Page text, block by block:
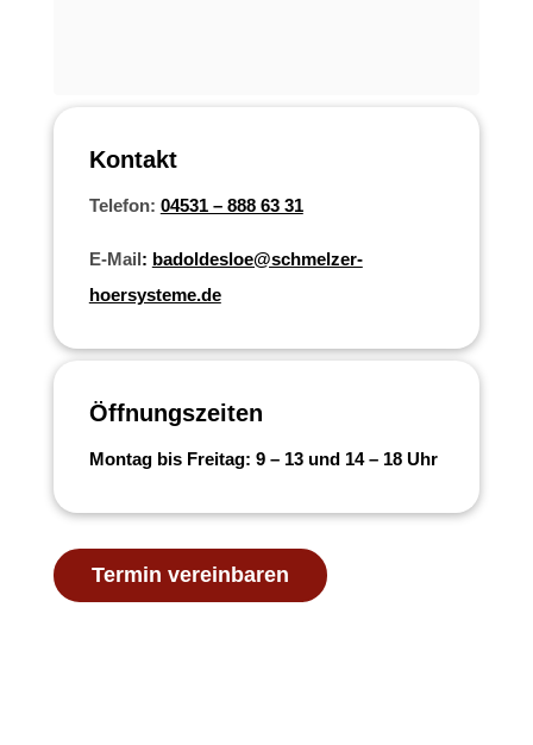
Kontakt
Telefon: 04531 – 888 63 31
E-Mail: badoldesloe@schmelzer-
hoersysteme.de
Öffnungszeiten
Montag bis Freitag: 9 – 13 und 14 – 18 Uhr
Termin vereinbaren